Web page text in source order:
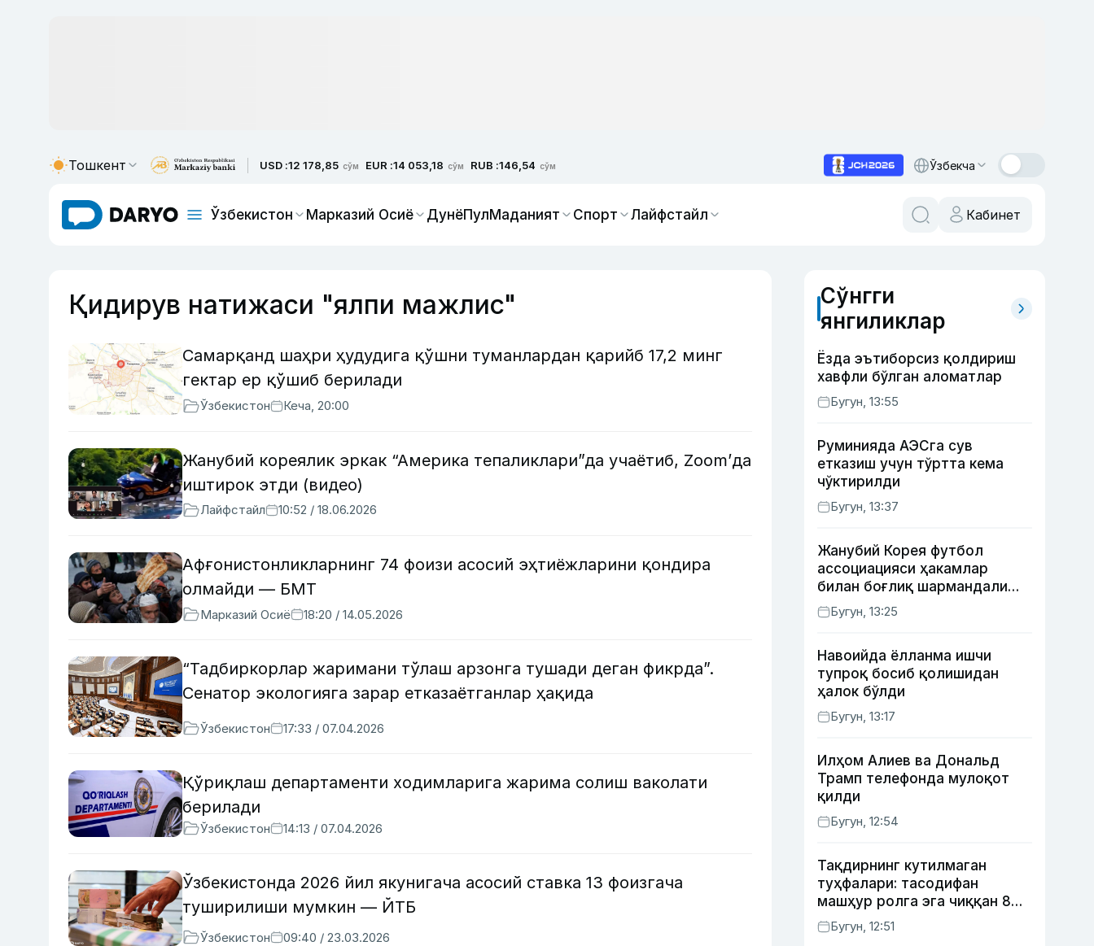
Тошкент USD :12 178,85 сўм EUR :14 053,18 сўм RUB :146,54 сўм Ўзбекча
Ўзбекистон Марказий Осиё ДунёПулМаданият Спорт Лайфстайл Кабинет
Қидирув натижаси "ялпи мажлис"
Самарқанд шаҳри ҳудудига қўшни туманлардан қарийб 17,2 минг
гектар ер қўшиб берилади
Ўзбекистон Кеча, 20:00
Жанубий кореялик эркак “Америка тепаликлари”да учаётиб, Zoom’да
иштирок этди (видео)
Лайфстайл 10:52 / 18.06.2026
Афғонистонликларнинг 74 фоизи асосий эҳтиёжларини қондира
олмайди — БМТ
Марказий Осиё 18:20 / 14.05.2026
“Тадбиркорлар жаримани тўлаш арзонга тушади деган фикрда”.
Сенатор экологияга зарар етказаётганлар ҳақида
Ўзбекистон 17:33 / 07.04.2026
Қўриқлаш департаменти ходимларига жарима солиш ваколати
берилади
Ўзбекистон 14:13 / 07.04.2026
Ўзбекистонда 2026 йил якунигача асосий ставка 13 фоизгача
туширилиши мумкин — ЙТБ
Ўзбекистон 09:40 / 23.03.2026
Сўнгги
янгиликлар
Ёзда эътиборсиз қолдириш
хавфли бўлган аломатлар
Бугун, 13:55
Руминияда АЭСга сув
етказиш учун тўртта кема
чўктирилди
Бугун, 13:37
Жанубий Корея футбол
ассоциацияси ҳакамлар
билан боғлиқ шармандали
ҳолат бўйича баёнот берди
Бугун, 13:25
Навоийда ёлланма ишчи
тупроқ босиб қолишидан
ҳалок бўлди
Бугун, 13:17
Илҳом Алиев ва Дональд
Трамп телефонда мулоқот
қилди
Бугун, 12:54
Тақдирнинг кутилмаган
туҳфалари: тасодифан
машҳур ролга эга чиққан 8
актёр
Бугун, 12:51